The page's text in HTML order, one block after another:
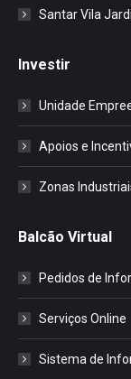
Santar Vila
Investir
Unidade
Apoios e
Zonas
Balcão Virtual
Pedidos de
Serviços Online
Sistema de